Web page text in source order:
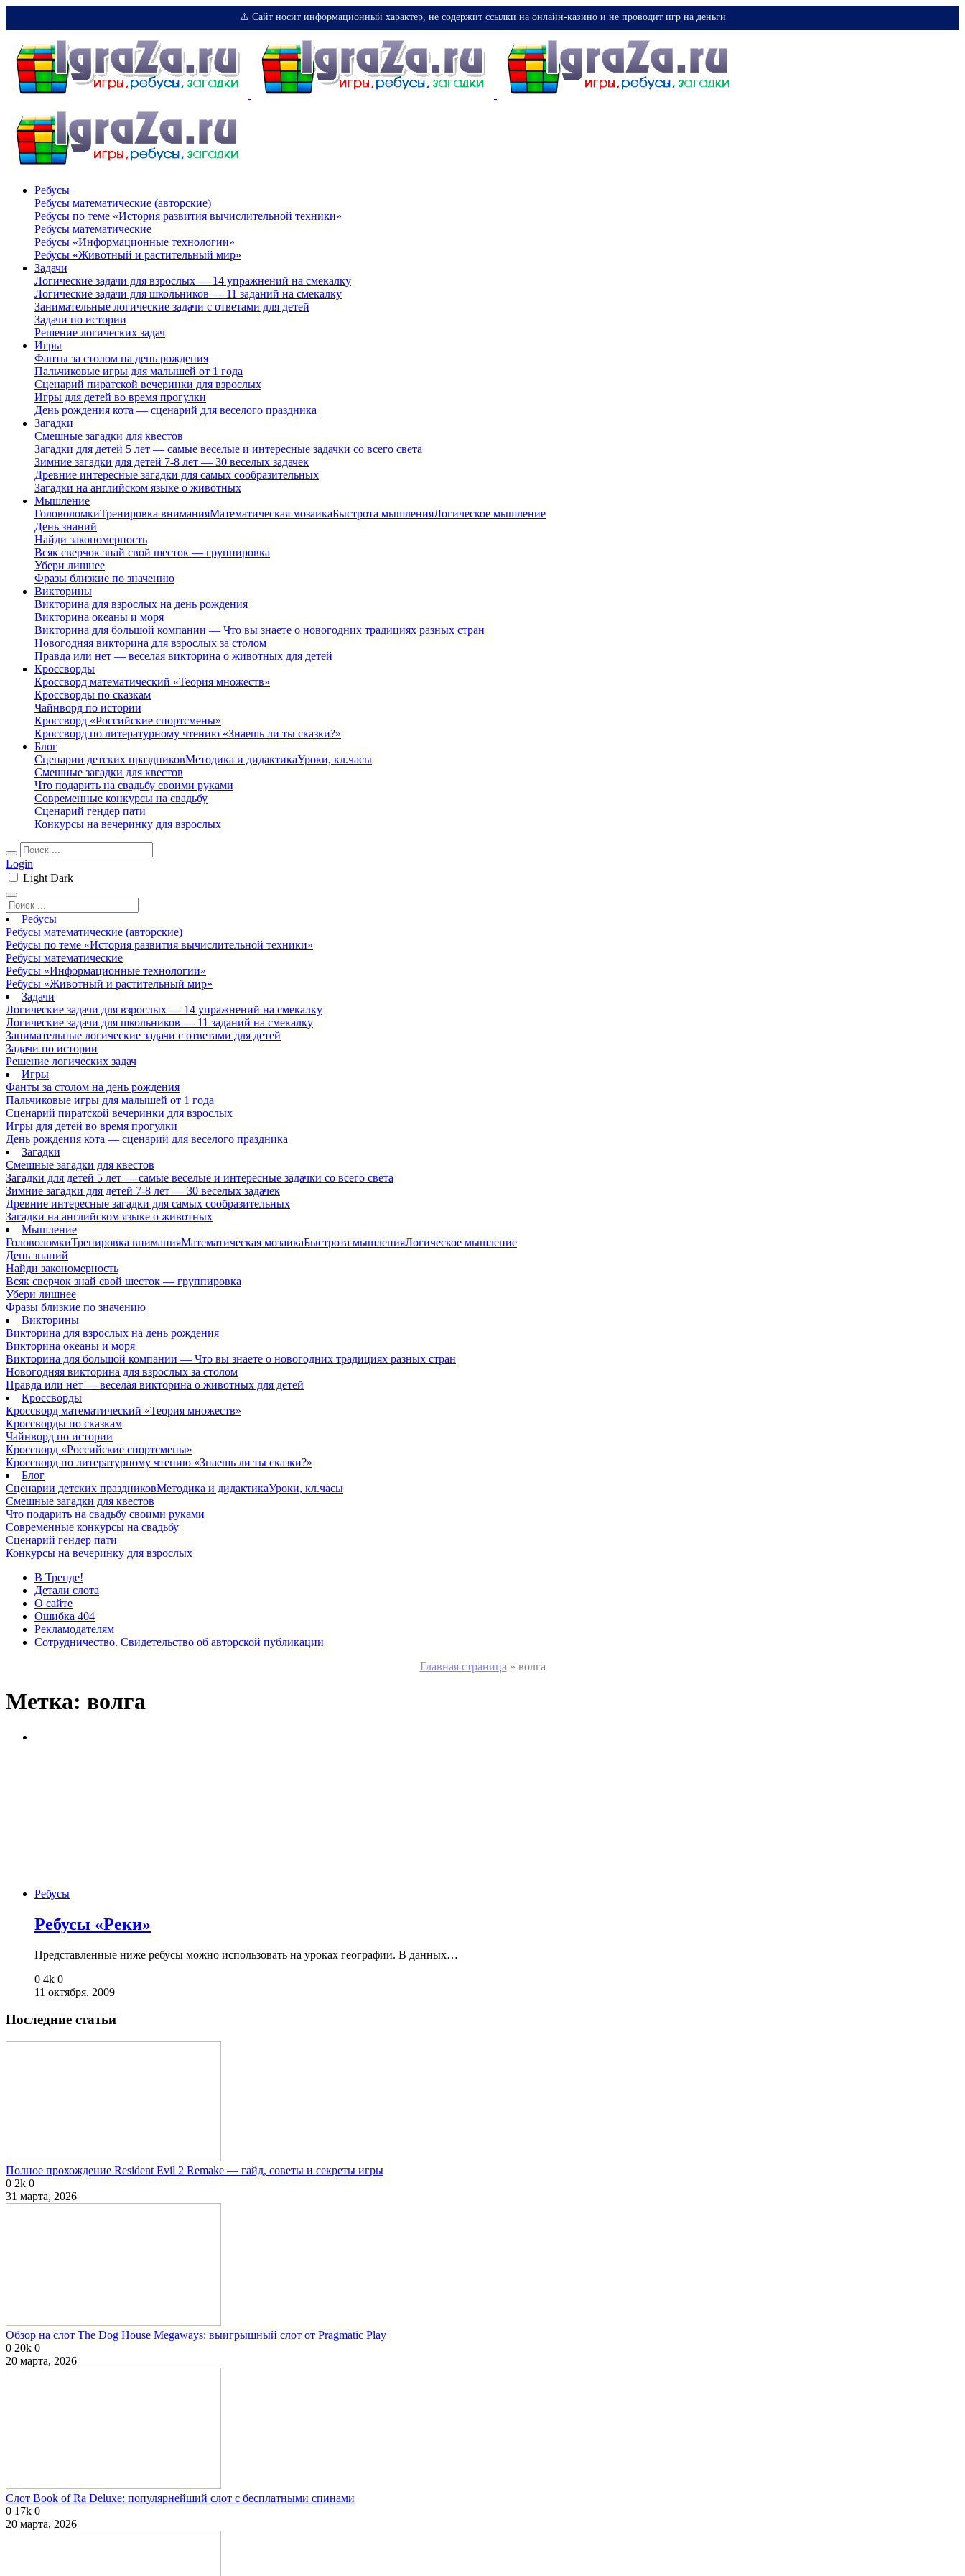
⚠️ Сайт носит информационный характер, не содержит ссылки на онлайн-казино и не проводит игр на деньги
Ребусы
Ребусы математические (авторские)
Ребусы по теме «История развития вычислительной техники»
Ребусы математические
Ребусы «Информационные технологии»
Ребусы «Животный и растительный мир»
Задачи
Логические задачи для взрослых — 14 упражнений на смекалку
Логические задачи для школьников — 11 заданий на смекалку
Занимательные логические задачи с ответами для детей
Задачи по истории
Решение логических задач
Игры
Фанты за столом на день рождения
Пальчиковые игры для малышей от 1 года
Сценарий пиратской вечеринки для взрослых
Игры для детей во время прогулки
День рождения кота — сценарий для веселого праздника
Загадки
Смешные загадки для квестов
Загадки для детей 5 лет — самые веселые и интересные задачки со всего света
Зимние загадки для детей 7-8 лет — 30 веселых задачек
Древние интересные загадки для самых сообразительных
Загадки на английском языке о животных
Мышление
ГоловоломкиТренировка вниманияМатематическая мозаикаБыстрота мышленияЛогическое мышление
День знаний
Найди закономерность
Всяк сверчок знай свой шесток — группировка
Убери лишнее
Фразы близкие по значению
Викторины
Викторина для взрослых на день рождения
Викторина океаны и моря
Викторина для большой компании — Что вы знаете о новогодних традициях разных стран
Новогодняя викторина для взрослых за столом
Правда или нет — веселая викторина о животных для детей
Кроссворды
Кроссворд математический «Теория множеств»
Кроссворды по сказкам
Чайнворд по истории
Кроссворд «Российские спортсмены»
Кроссворд по литературному чтению «Знаешь ли ты сказки?»
Блог
Сценарии детских праздниковМетодика и дидактикаУроки, кл.часы
Смешные загадки для квестов
Что подарить на свадьбу своими руками
Современные конкурсы на свадьбу
Сценарий гендер пати
Конкурсы на вечеринку для взрослых
Login
Light Dark
Ребусы
Ребусы математические (авторские)
Ребусы по теме «История развития вычислительной техники»
Ребусы математические
Ребусы «Информационные технологии»
Ребусы «Животный и растительный мир»
Задачи
Логические задачи для взрослых — 14 упражнений на смекалку
Логические задачи для школьников — 11 заданий на смекалку
Занимательные логические задачи с ответами для детей
Задачи по истории
Решение логических задач
Игры
Фанты за столом на день рождения
Пальчиковые игры для малышей от 1 года
Сценарий пиратской вечеринки для взрослых
Игры для детей во время прогулки
День рождения кота — сценарий для веселого праздника
Загадки
Смешные загадки для квестов
Загадки для детей 5 лет — самые веселые и интересные задачки со всего света
Зимние загадки для детей 7-8 лет — 30 веселых задачек
Древние интересные загадки для самых сообразительных
Загадки на английском языке о животных
Мышление
ГоловоломкиТренировка вниманияМатематическая мозаикаБыстрота мышленияЛогическое мышление
День знаний
Найди закономерность
Всяк сверчок знай свой шесток — группировка
Убери лишнее
Фразы близкие по значению
Викторины
Викторина для взрослых на день рождения
Викторина океаны и моря
Викторина для большой компании — Что вы знаете о новогодних традициях разных стран
Новогодняя викторина для взрослых за столом
Правда или нет — веселая викторина о животных для детей
Кроссворды
Кроссворд математический «Теория множеств»
Кроссворды по сказкам
Чайнворд по истории
Кроссворд «Российские спортсмены»
Кроссворд по литературному чтению «Знаешь ли ты сказки?»
Блог
Сценарии детских праздниковМетодика и дидактикаУроки, кл.часы
Смешные загадки для квестов
Что подарить на свадьбу своими руками
Современные конкурсы на свадьбу
Сценарий гендер пати
Конкурсы на вечеринку для взрослых
В Тренде!
Детали слота
О сайте
Ошибка 404
Рекламодателям
Сотрудничество. Свидетельство об авторской публикации
Главная страница » волга
Метка: волга
Ребусы
Ребусы «Реки»
Представленные ниже ребусы можно использовать на уроках географии. В данных…
0 4k 0
11 октября, 2009
Последние статьи
Полное прохождение Resident Evil 2 Remake — гайд, советы и секреты игры
0 2k 0
31 марта, 2026
Обзор на слот The Dog House Megaways: выигрышный слот от Pragmatic Play
0 20k 0
20 марта, 2026
Слот Book of Ra Deluxe: популярнейший слот с бесплатными спинами
0 17k 0
20 марта, 2026